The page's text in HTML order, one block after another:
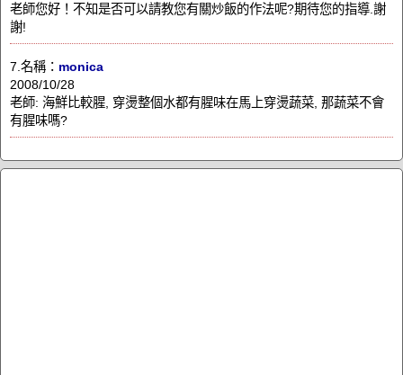
老師您好！不知是否可以請教您有關炒飯的作法呢?期待您的指導.謝
謝!
7.名稱： monica
2008/10/28
老師: 海鮮比較腥, 穿燙整個水都有腥味在馬上穿燙蔬菜, 那蔬菜不會
有腥味嗎?